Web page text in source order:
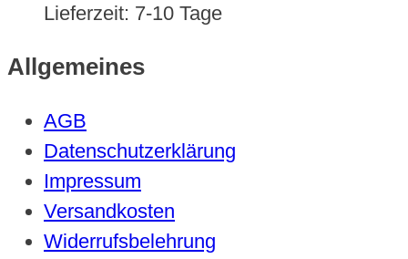
Lieferzeit: 7-10 Tage
Allgemeines
AGB
Datenschutzerklärung
Impressum
Versandkosten
Widerrufsbelehrung